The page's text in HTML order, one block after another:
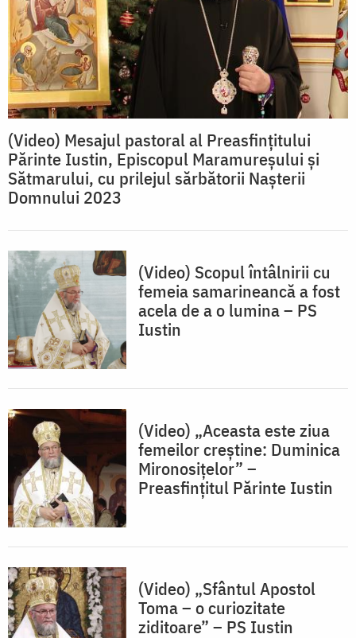
(Video) Mesajul pastoral al Preasfințitului
Părinte Iustin, Episcopul Maramureșului și
Sătmarului, cu prilejul sărbătorii Nașterii
Domnului 2023
(Video) Scopul întâlnirii cu
femeia samarineancă a fost
acela de a o lumina – PS
Iustin
(Video) „Aceasta este ziua
femeilor creștine: Duminica
Mironosițelor” –
Preasfințitul Părinte Iustin
(Video) „Sfântul Apostol
Toma – o curiozitate
ziditoare” – PS Iustin